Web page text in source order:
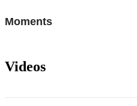
Moments
Videos